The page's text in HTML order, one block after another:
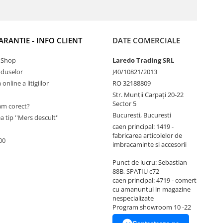
- INFO CLIENT
online a litigiilor
corect?
tip ''Mers descult''
DATE COMERCIALE
Laredo Trading SRL
J40/10821/2013
RO 32188809
Str. Munții Carpați 20-22
Sector 5
Bucuresti, Bucuresti
caen principal: 1419 -
fabricarea articolelor de
imbracaminte si accesorii
Punct de lucru: Sebastian
88B, SPATIU c72
caen principal: 4719 - comert
cu amanuntul in magazine
nespecializate
Program showroom 10 -22